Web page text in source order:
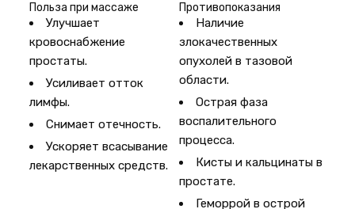
Польза при массаже Противопоказания
Улучшает
кровоснабжение
простаты.
Усиливает отток
лимфы.
Снимает отечность.
Ускоряет всасывание
лекарственных средств.
Наличие
злокачественных
опухолей в тазовой
области.
Острая фаза
воспалительного
процесса.
Кисты и кальцинаты в
простате.
Геморрой в острой